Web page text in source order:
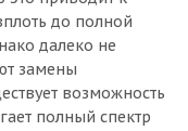
до полной
далеко не
замены
возможность
полный спектр